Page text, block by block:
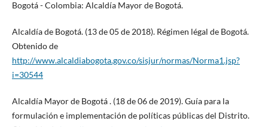
Bogotá - Colombia: Alcaldía Mayor de Bogotá.
Alcaldía de Bogotá. (13 de 05 de 2018). Régimen légal de Bogotá.
Obtenido de
http://www.alcaldiabogota.gov.co/sisjur/normas/Norma1.jsp?
i=30544
Alcaldía Mayor de Bogotá . (18 de 06 de 2019). Guía para la
formulación e implementación de políticas públicas del Distrito.